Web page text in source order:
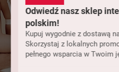
Odwiedź nasz sklep
polskim!
Kupuj wygodnie z dostawą
Skorzystaj z lokalnych
pełnego wsparcia w Twoim
Чи
бралети